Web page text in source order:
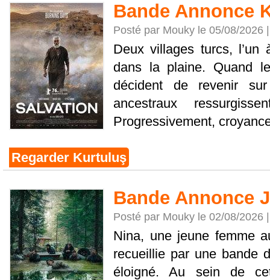
Bande Annonce
Posté par Mouky le 05/08/2026
Deux villages turcs, l’un
dans la plaine. Quand
décident de revenir
ancestraux
Progressivement,
Regarder Kurtuluş
Bande Annonce
Posté par Mouky le 02/08/2026
Nina, une jeune femme
recueillie par une bande
éloigné. Au sein de